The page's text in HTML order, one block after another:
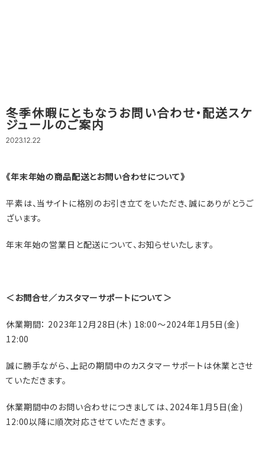
冬季休暇にともなうお問い合わせ・配送スケ
ジュールのご案内
2023.12.22
《年末年始の商品配送とお問い合わせについて》
平素は、当サイトに格別のお引き立てをいただき、誠にありがとうご
ざいます。
年末年始の営業日と配送について、お知らせいたします。
＜お問合せ／カスタマーサポートについて＞
休業期間： 2023年12月 28日 (木) 18:00～2024年1月5日 (金)
12:00
誠に勝手ながら、上記の期間中のカスタマーサポートは休業とさせ
ていただきます。
休業期間中のお問い合わせにつきましては、 2024年1月5 日(金)
12:00以降に順次対応させていただきます。